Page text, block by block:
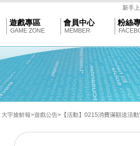
Softstar
新手
遊戲專區
GAME ZONE
會員中心
MEMBER
粉絲
大宇搶鮮報>遊戲公告>【活動】0215消費滿額送活動